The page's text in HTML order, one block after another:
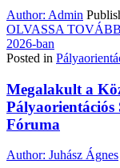
Author: Admin
OLVASSA
2026-ban
Posted in
Megalakult a
Pályaorientációs
Fóruma
Author: Juhász Ágnes